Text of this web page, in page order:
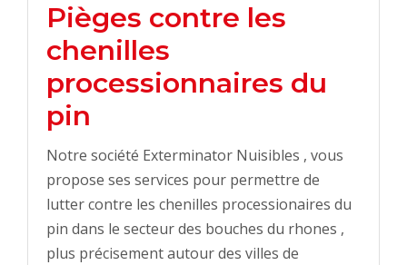
Pièges contre les
chenilles
processionnaires du
pin
Notre société Exterminator Nuisibles , vous
propose ses services pour permettre de
lutter contre les chenilles processionaires du
pin dans le secteur des bouches du rhones ,
plus précisement autour des villes de